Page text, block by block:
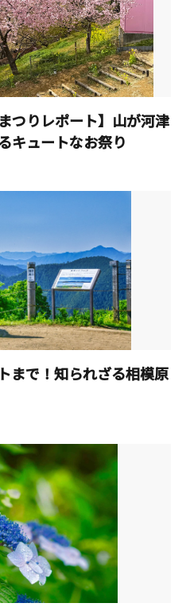
つりレポート】山が河津
キュートなお祭り
まで！知られざる相模原